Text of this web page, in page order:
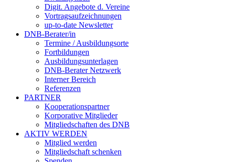
Digit. Angebote d. Vereine
Vortragsaufzeichnungen
up-to-date Newsletter
DNB-Berater/in
Termine / Ausbildungsorte
Fortbildungen
Ausbildungsunterlagen
DNB-Berater Netzwerk
Interner Bereich
Referenzen
PARTNER
Kooperationspartner
Korporative Mitglieder
Mitgliedschaften des DNB
AKTIV WERDEN
Mitglied werden
Mitgliedschaft schenken